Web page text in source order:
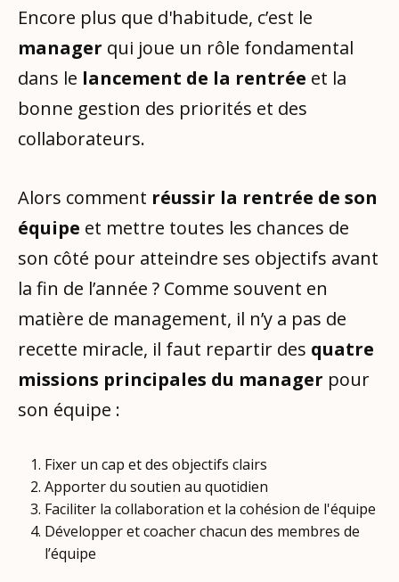
Encore plus que d'habitude, c’est le
manager qui joue un rôle fondamental
dans le lancement de la rentrée et la
bonne gestion des priorités et des
collaborateurs.
Alors comment réussir la rentrée de son
équipe et mettre toutes les chances de
son côté pour atteindre ses objectifs avant
la fin de l’année ? Comme souvent en
matière de management, il n’y a pas de
recette miracle, il faut repartir des quatre
missions principales du manager pour
son équipe :
Fixer un cap et des objectifs clairs
Apporter du soutien au quotidien
Faciliter la collaboration et la cohésion de l'équipe
Développer et coacher chacun des membres de
l’équipe